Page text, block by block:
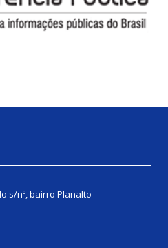
s/nº, bairro Planalto